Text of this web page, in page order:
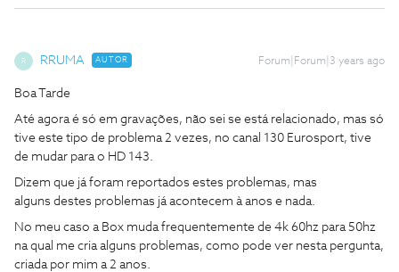
R RRUMA AUTOR Forum|Forum|3 years ago
Boa Tarde
Até agora é só em gravações, não sei se está relacionado, mas só
tive este tipo de problema 2 vezes, no canal 130 Eurosport, tive
de mudar para o HD 143.
Dizem que já foram reportados estes problemas, mas
alguns destes problemas já acontecem à anos e nada.
No meu caso a Box muda frequentemente de 4k 60hz para 50hz
na qual me cria alguns problemas, como pode ver nesta pergunta,
criada por mim a 2 anos.